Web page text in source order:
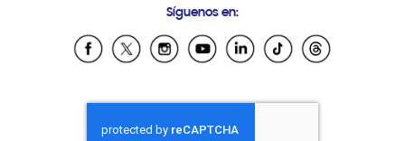
Samsung Ecuador
Samsung El Salvador
Samsung Honduras
Samsung Nicaragua
Síguenos en: